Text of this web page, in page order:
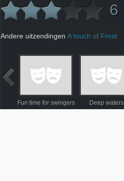
6
Andere uitzendingen A touch of Frost
Fun time for swingers Deep waters